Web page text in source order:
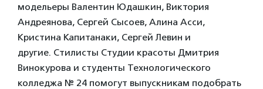
модельеры Валентин Юдашкин, Виктория
Андреянова, Сергей Сысоев, Алина Асси,
Кристина Капитанаки, Сергей Левин и
другие. Стилисты Студии красоты Дмитрия
Винокурова и студенты Технологического
колледжа № 24 помогут выпускникам подобрать